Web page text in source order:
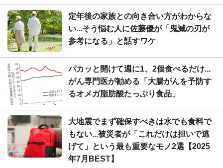
定年後の家族との向き合い方がわからな
い...そう悩む人に佐藤優が「鬼滅の刃が
参考になる」と話すワケ
パカッと開けて週に1、2個食べるだけ...
がん専門医が勧める「大腸がんを予防す
るオメガ脂肪酸たっぷり食品」
大地震でまず確保すべきは水でも食料で
もない...被災者が「これだけは担いで逃
げて」という最も重要なモノ2選【2025
年7月BEST】